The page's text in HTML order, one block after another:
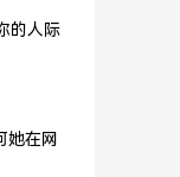
的人际
她在网